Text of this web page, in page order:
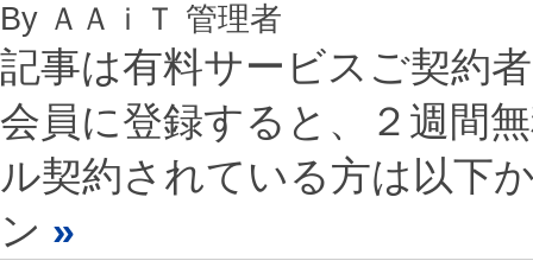
By ＡＡｉＴ 管理者
記事は有料サービスご契約
会員に登録すると、２週間
ル契約されている方は以下
ン »